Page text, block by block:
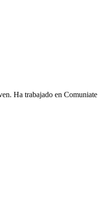
Ha trabajado en Comuniate